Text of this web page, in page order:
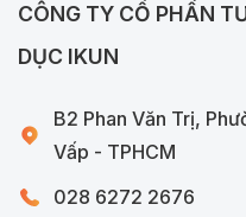
CÔNG TY CỔ PHẦN
DỤC IKUN
B2 Phan Văn Trị,
Vấp - TPHCM
028 6272 2676